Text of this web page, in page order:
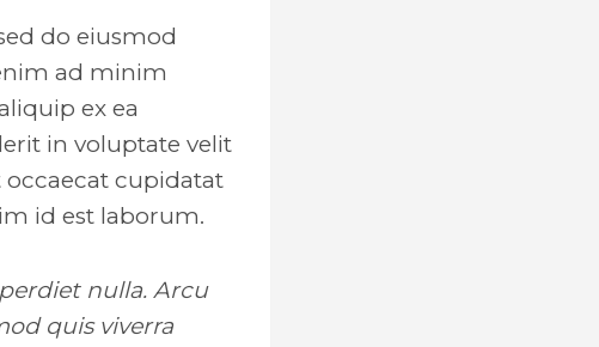
do eiusmod
ad minim
ex ea
in voluptate velit
cupidatat
id est laborum.
nulla. Arcu
quis viverra